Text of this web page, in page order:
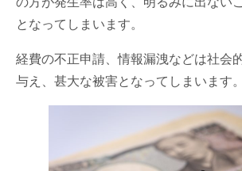
となってしまいます。
経費の不正申請、情報漏洩などは社会
与え、甚大な被害となってしまいます。